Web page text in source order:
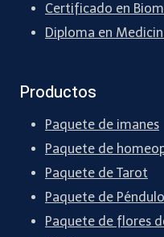
Certificado en
Diploma en
Productos
Paquete de imanes
Paquete de
Paquete de Tarot
Paquete de
Paquete de flores